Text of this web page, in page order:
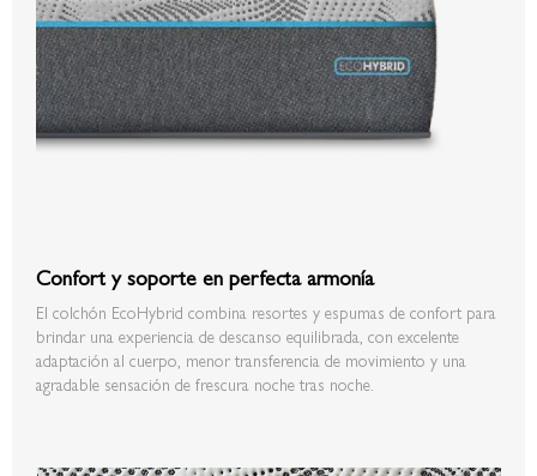
Confort y soporte en perfecta armonía
El colchón EcoHybrid combina resortes y espumas de confort para
brindar una experiencia de descanso equilibrada, con excelente
adaptación al cuerpo, menor transferencia de movimiento y una
agradable sensación de frescura noche tras noche.